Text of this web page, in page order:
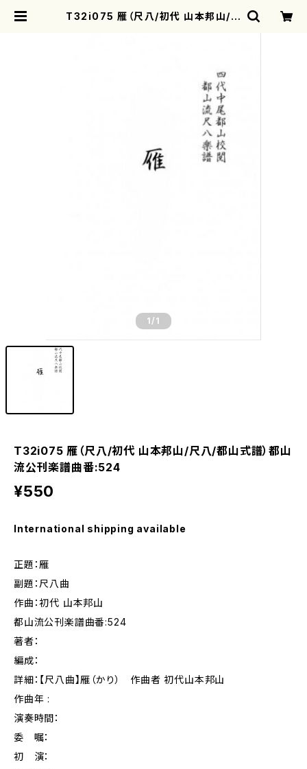
T32i075 雁（尺八/初代 山本邦山/尺
1 /1
T32i075 雁（尺八/初代 山本邦山/尺八/都山式譜）都山
流公刊楽譜曲番:524
¥550
International shipping available
正題：雁
副題：尺八曲
作曲：初代 山本邦山
都山流公刊楽譜曲番:524
著者：
編成：
詳細：【尺八曲】雁（かり） 作曲者 初代山本邦山
作曲年 :
演奏時間：
委 嘱：
初 演：